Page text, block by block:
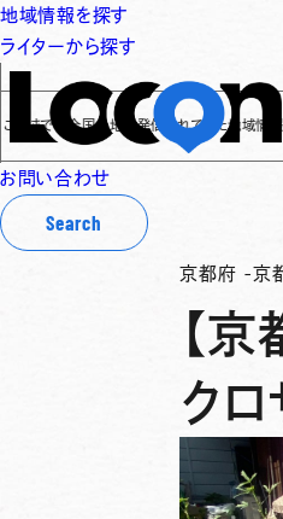
地域情報を探す
ライターから探す
お問い合わせ
Search
国各地で発信されてきた地域情報を保存・整
京都府 -京
【
ク